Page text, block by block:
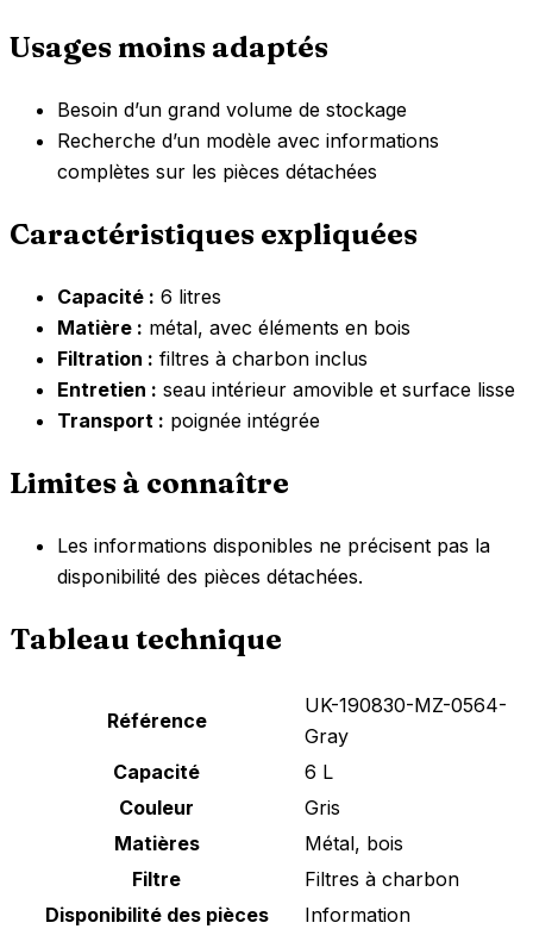
Usages moins adaptés
Besoin d’un grand volume de stockage
Recherche d’un modèle avec informations
complètes sur les pièces détachées
Caractéristiques expliquées
Capacité : 6 litres
Matière : métal, avec éléments en bois
Filtration : filtres à charbon inclus
Entretien : seau intérieur amovible et surface lisse
Transport : poignée intégrée
Limites à connaître
Les informations disponibles ne précisent pas la
disponibilité des pièces détachées.
Tableau technique
Référence
UK-190830-MZ-0564-
Gray
Capacité
6 L
Couleur
Gris
Matières
Métal, bois
Filtre
Filtres à charbon
Disponibilité des pièces
Information